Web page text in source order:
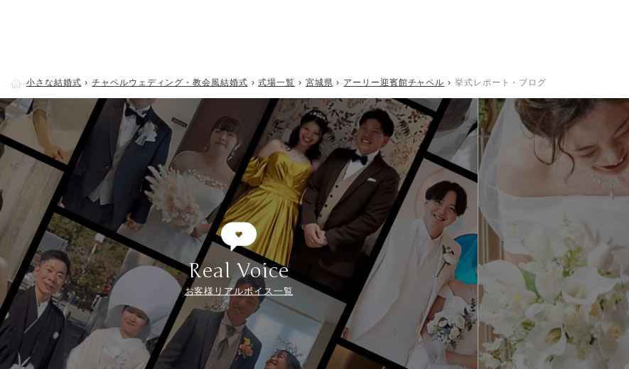
小さな結婚式 チャペルウェディング・教会風結婚式 式場一覧 宮城県 アーリー迎賓館チャペル 挙式レポート・ブログ
Real Voice
お客様リアルボイス一覧